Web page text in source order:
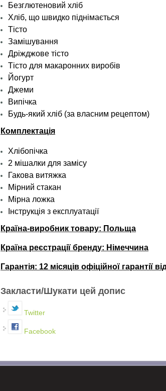
Безглютеновий хліб
Хліб, що швидко піднімається
Тісто
Замішування
Дріжджове тісто
Тісто для макаронних виробів
Йогурт
Джеми
Випічка
Будь-який хліб (за власним рецептом)
Комплектація
Хлібопічка
2 мішалки для замісу
Гакова витяжка
Мірний стакан
Мірна ложка
Інструкція з експлуатації
Країна-виробник товару: Польща
Країна реєстрації бренду: Німеччина
Гарантія: 12 місяців офіційної гарантії
Закласти/Шукати цей допис
Twitter
Facebook